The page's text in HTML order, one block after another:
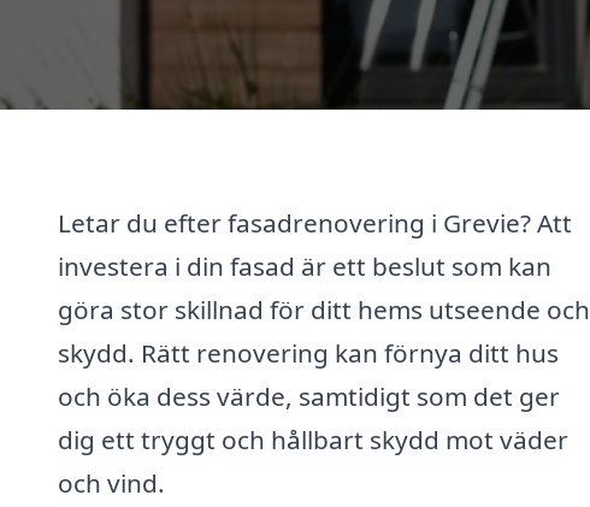
Letar du efter fasadrenovering i Grevie? Att
investera i din fasad är ett beslut som kan
göra stor skillnad för ditt hems utseende och
skydd. Rätt renovering kan förnya ditt hus
och öka dess värde, samtidigt som det ger
dig ett tryggt och hållbart skydd mot väder
och vind.